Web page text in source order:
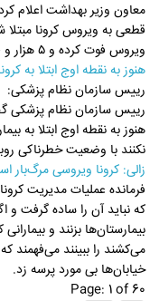
ویروس فوت کرده و ۵ هزار و ۷۱۰ نفر نیز بهبود یافته‌اند.
هنوز به نقطه اوج ابتلا به
رییس سازمان نظام پزشکی:
رییس سازمان نظام پزشکی
هنوز به نقطه اوج ابتلا به
نکنند با وضعیت خطرناکی
زالی: کرونا ویروسی مرگ‌بار
فرمانده عملیات مدیریت
که نباید آن را ساده گرفت
بیمارستان‌ها بزنند و
می‌کشند را ببینند می‌فهمند
خیابان‌ها بی مورد پرسه زد.
Page: 1 of 60